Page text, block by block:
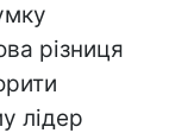
різниця
лідер